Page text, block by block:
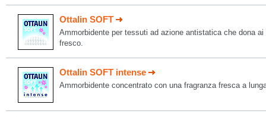
Ottalin SOFT
Ammorbidente per tessuti ad azione antistatica che dona
fresco.
Ottalin SOFT intense
Ammorbidente concentrato con una fragranza fresca a